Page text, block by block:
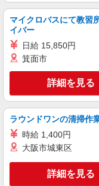
マイクロバスにて教習
イバー
日給 15,850円
箕面市
詳細を見る
ラウンドワンの清掃作
時給 1,400円
大阪市城東区
詳細を見る